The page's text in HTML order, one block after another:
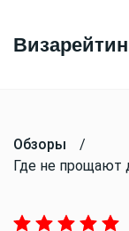
Обзоры
/
Где не прощают